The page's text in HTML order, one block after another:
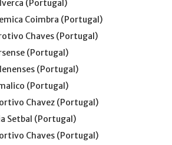
(Portugal)
Coimbra (Portugal)
Chaves (Portugal)
(Portugal)
(Portugal)
(Portugal)
Chavez (Portugal)
Setbal (Portugal)
Chaves (Portugal)